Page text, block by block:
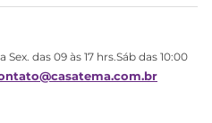
das 09 às 17 hrs.Sáb das 10:00